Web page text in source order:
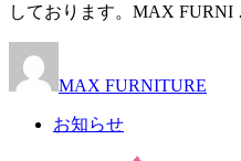
しております。MAX
MAX FURNITURE
お知らせ